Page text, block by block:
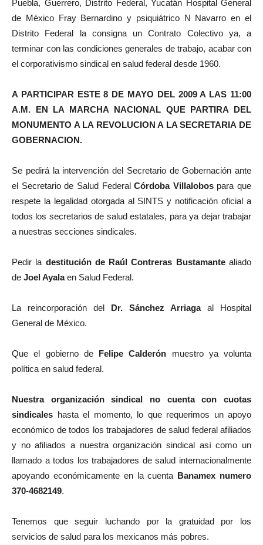
Puebla, Guerrero, Distrito Federal, Yucatán Hospital General
de México Fray Bernardino y psiquiátrico N Navarro en el
Distrito Federal la consigna un Contrato Colectivo ya, a
terminar con las condiciones generales de trabajo, acabar con
el corporativismo sindical en salud federal desde 1960.
A PARTICIPAR ESTE 8 DE MAYO DEL 2009 A LAS 11:00
A.M. EN LA MARCHA NACIONAL QUE PARTIRA DEL
MONUMENTO A LA REVOLUCION A LA SECRETARIA DE
GOBERNACION.
Se pedirá la intervención del Secretario de Gobernación ante
el Secretario de Salud FederalCórdoba Villalobospara que
respete la legalidad otorgada al SINTS y notificación oficial a
todos los secretarios de salud estatales, para ya dejar trabajar
a nuestras secciones sindicales.
Pedir la destitución de Raúl Contreras Bustamantealiado
de Joel Ayalaen Salud Federal.
La reincorporación del Dr. Sánchez Arriagaal Hospital
General de México.
Que el gobierno de Felipe Calderón muestro ya volunta
política en salud federal.
Nuestra organización sindical no cuenta con cuotas
sindicales hasta el momento, lo que requerimos un apoyo
económico de todos los trabajadores de salud federal afiliados
y no afiliados a nuestra organización sindical así como un
llamado a todos los trabajadores de salud internacionalmente
apoyando económicamente en la cuenta Banamex numero
370-4682149.
Tenemos que seguir luchando por la gratuidad por los
servicios de salud para los mexicanos más pobres.